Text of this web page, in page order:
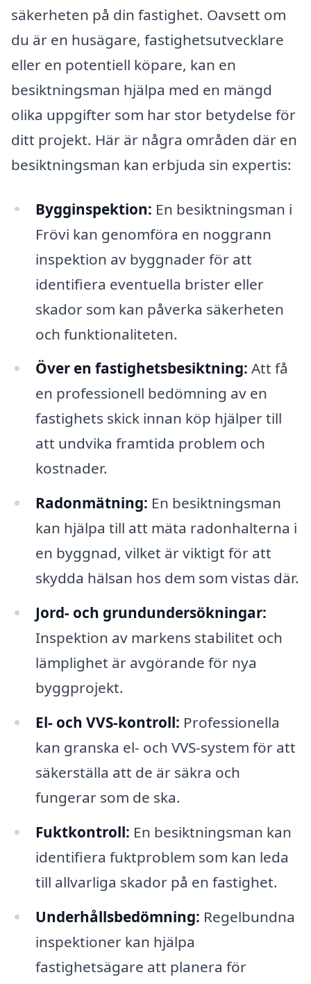
säkerheten på din fastighet. Oavsett om
du är en husägare, fastighetsutvecklare
eller en potentiell köpare, kan en
besiktningsman hjälpa med en mängd
olika uppgifter som har stor betydelse för
ditt projekt. Här är några områden där en
besiktningsman kan erbjuda sin expertis:
Bygginspektion: En besiktningsman i
Frövi kan genomföra en noggrann
inspektion av byggnader för att
identifiera eventuella brister eller
skador som kan påverka säkerheten
och funktionaliteten.
Över en fastighetsbesiktning: Att få
en professionell bedömning av en
fastighets skick innan köp hjälper till
att undvika framtida problem och
kostnader.
Radonmätning: En besiktningsman
kan hjälpa till att mäta radonhalterna i
en byggnad, vilket är viktigt för att
skydda hälsan hos dem som vistas där.
Jord- och grundundersökningar:
Inspektion av markens stabilitet och
lämplighet är avgörande för nya
byggprojekt.
El- och VVS-kontroll: Professionella
kan granska el- och VVS-system för att
säkerställa att de är säkra och
fungerar som de ska.
Fuktkontroll: En besiktningsman kan
identifiera fuktproblem som kan leda
till allvarliga skador på en fastighet.
Underhållsbedömning: Regelbundna
inspektioner kan hjälpa
fastighetsägare att planera för